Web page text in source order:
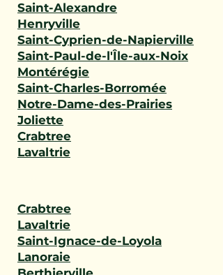
Saint-Alexandre
Henryville
Saint-Cyprien-de-Napierville
Saint-Paul-de-l'Île-aux-Noix
Montérégie
Saint-Charles-Borromée
Notre-Dame-des-Prairies
Joliette
Crabtree
Lavaltrie
Crabtree
Lavaltrie
Saint-Ignace-de-Loyola
Lanoraie